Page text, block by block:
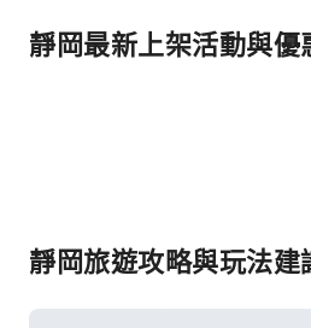
靜岡最新上架活動與優
靜岡旅遊攻略與玩法建